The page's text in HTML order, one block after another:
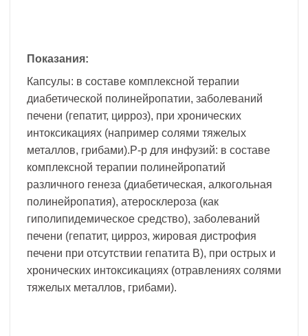
Показания:
Капсулы: в составе комплексной терапии
диабетической полинейропатии, заболеваний
печени (гепатит, цирроз), при хронических
интоксикациях (например солями тяжелых
металлов, грибами).Р-р для инфузий: в составе
комплексной терапии полинейропатий
различного генеза (диабетическая, алкогольная
полинейропатия), атеросклероза (как
гиполипидемическое средство), заболеваний
печени (гепатит, цирроз, жировая дистрофия
печени при отсутствии гепатита В), при острых и
хронических интоксикациях (отравлениях солями
тяжелых металлов, грибами).